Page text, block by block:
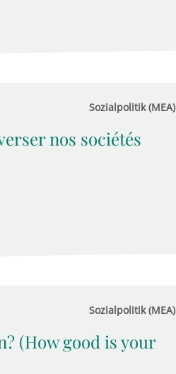
Sozialpolitik (MEA)
nos sociétés
Sozialpolitik (MEA)
(How good is your